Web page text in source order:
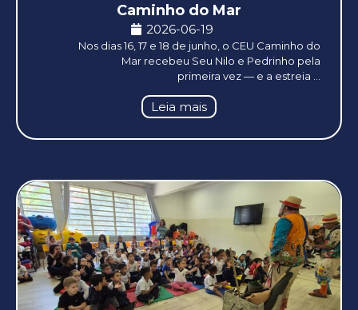
Caminho do Mar
2026-06-19
Nos dias 16, 17 e 18 de junho, o CEU Caminho do
Mar recebeu Seu Nilo e Pedrinho pela
primeira vez — e a estreia ...
Leia mais